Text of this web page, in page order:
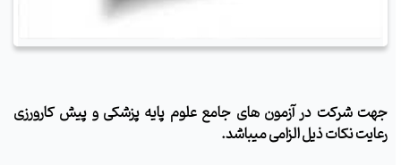
شرکت در آزمون های جامع علوم پایه پزشکی و پیش کارورزی
نکات ذیل الزامی میباشد.